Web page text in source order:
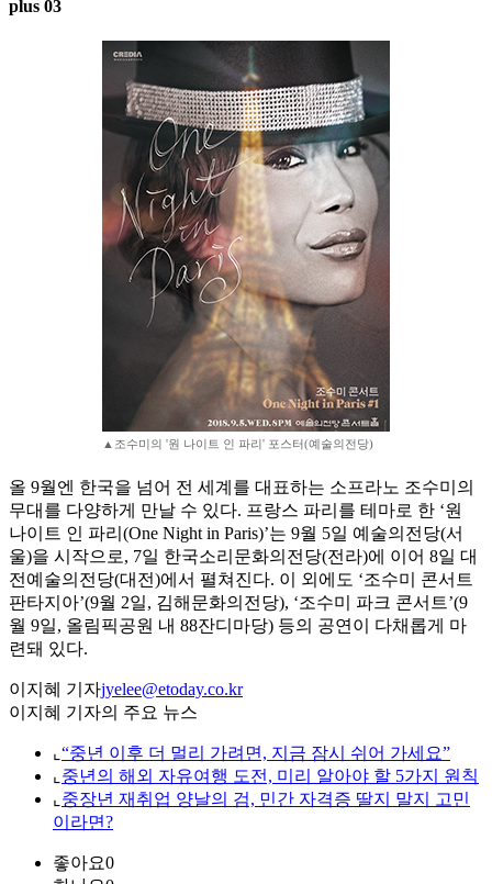
plus 03
▲조수미의 '원 나이트 인 파리' 포스터(예술의전당)
올 9월엔 한국을 넘어 전 세계를 대표하는 소프라노 조수미의
무대를 다양하게 만날 수 있다. 프랑스 파리를 테마로 한 ‘원
나이트 인 파리(One Night in Paris)’는 9월 5일 예술의전당(서
울)을 시작으로, 7일 한국소리문화의전당(전라)에 이어 8일 대
전예술의전당(대전)에서 펼쳐진다. 이 외에도 ‘조수미 콘서트
판타지아’(9월 2일, 김해문화의전당), ‘조수미 파크 콘서트’(9
월 9일, 올림픽공원 내 88잔디마당) 등의 공연이 다채롭게 마
련돼 있다.
이지혜 기자jyelee@etoday.co.kr
이지혜 기자의 주요 뉴스
⌞ “중년 이후 더 멀리 가려면, 지금 잠시 쉬어 가세요”
⌞ 중년의 해외 자유여행 도전, 미리 알아야 할 5가지 원칙
⌞ 중장년 재취업 양날의 검, 민간 자격증 딸지 말지 고민
이라면?
좋아요0